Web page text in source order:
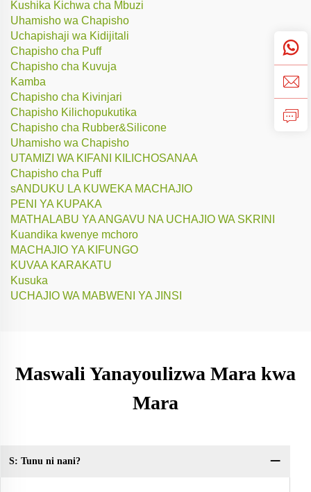
Kushika Kichwa cha Mbuzi
Uhamisho wa Chapisho
Uchapishaji wa Kidijitali
Chapisho cha Puff
Chapisho cha Kuvuja
Kamba
Chapisho cha Kivinjari
Chapisho Kilichopukutika
Chapisho cha Rubber&Silicone
Uhamisho wa Chapisho
UTAMIZI WA KIFANI KILICHOSANAA
Chapisho cha Puff
sANDUKU LA KUWEKA MACHAJIO
PENI YA KUPAKA
MATHALABU YA ANGAVU NA UCHAJIO WA SKRINI
Kuandika kwenye mchoro
MACHAJIO YA KIFUNGO
KUVAA KARAKATU
Kusuka
UCHAJIO WA MABWENI YA JINSI
Maswali Yanayoulizwa Mara kwa
Mara
S: Tunu ni nani?